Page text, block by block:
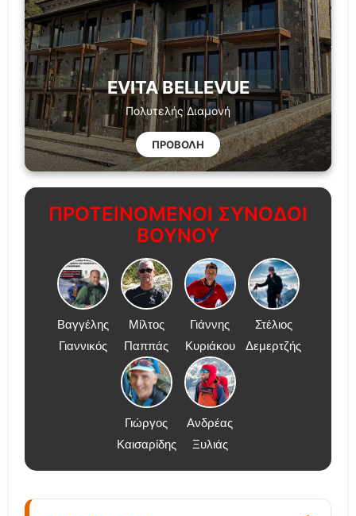
EVITA BELLEVUE
Πολυτελής Διαμονή
ΠΡΟΒΟΛΗ
ΠΡΟΤΕΙΝΟΜΕΝΟΙ ΣΥΝΟΔΟΙ
ΒΟΥΝΟΥ
Βαγγέλης
Γιαννικός
Μίλτος
Παππάς
Γιάννης
Κυριάκου
Στέλιος
Δεμερτζής
Γιώργος
Καισαρίδης
Ανδρέας
Ξυλιάς